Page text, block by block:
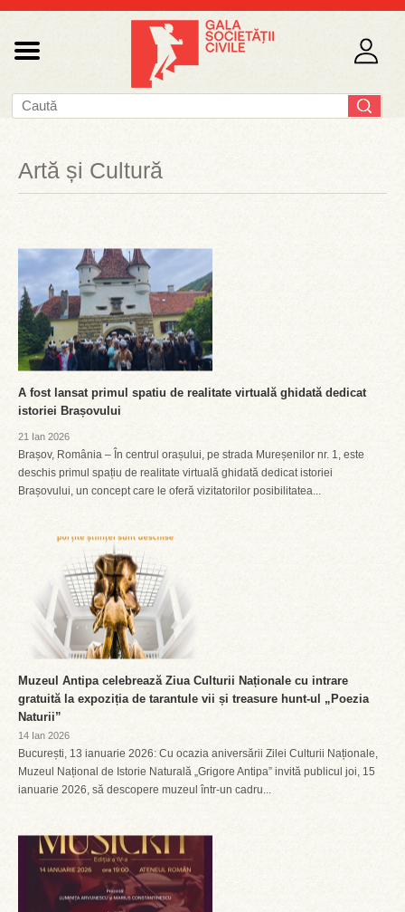
Artă și Cultură
A fost lansat primul spatiu de realitate virtuală ghidată dedicat
istoriei Brașovului
21 Ian 2026
Brașov, România – În centrul orașului, pe strada Mureșenilor nr. 1, este
deschis primul spațiu de realitate virtuală ghidată dedicat istoriei
Brașovului, un concept care le oferă vizitatorilor posibilitatea...
Muzeul Antipa celebrează Ziua Culturii Naționale cu intrare
gratuită la expoziția de tarantule vii și treasure hunt-ul „Poezia
Naturii”
14 Ian 2026
București, 13 ianuarie 2026: Cu ocazia aniversării Zilei Culturii Naționale,
Muzeul Național de Istorie Naturală „Grigore Antipa” invită publicul joi, 15
ianuarie 2026, să descopere muzeul într-un cadru...